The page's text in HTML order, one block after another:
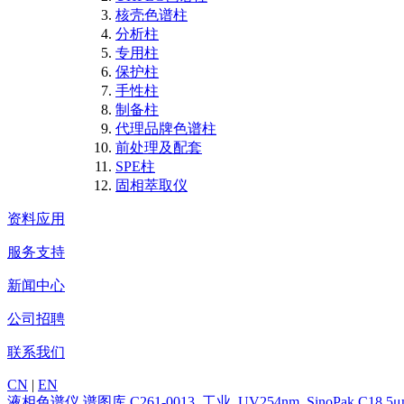
核壳色谱柱
分析柱
专用柱
保护柱
手性柱
制备柱
代理品牌色谱柱
前处理及配套
SPE柱
固相萃取仪
资料应用
服务支持
新闻中心
公司招聘
联系我们
CN | EN